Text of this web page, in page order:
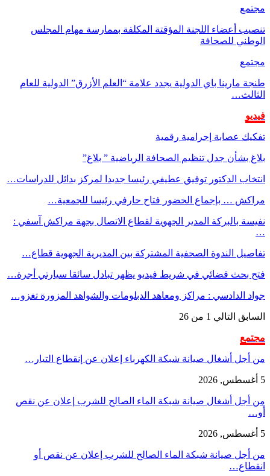
مجتمع
تنصيب أعضاء اللجنة المؤقتة المكلفة بممارسة مهام المجلس
الوطني للصحافة
مجتمع
طنجة مارينا باي الدولية يجدد علامة “العلم الأزرق” الدولية للعام
الثالث…
فيديو
تفكيك عصابة إجرامية رقمية
بلاغ بشأن جدل تنظيم الصحافة الرياضية ” بلاغ”
انتخاب الدكتور توفيق عطيفي رئيسا جديدا لمركز بدائل للدراسات…
مراكش … بإجماع الحضور فتاح حارفي رئيسا للجمعية…
نفيسة بالبركة المدير الجهوية لقطاع الاتصال بجهة مراكش آسفي :
…
تفاصيل الندوة الصحفية المشتركة بين المديرية الجهوية قطاع…
فتح بحث قضائي في شريط فيديو يظهر تبادل سائقا سيارتي أجرة…
جواد الدادسي : مراكز ومعاهد الدبلومات والشواهد المزورة تغزو…
السابق التالي 1 من 26
مجتمع
من أجل أشغال صيانة شبكة الكهرباء إعلان عن إنقطاع التيار…
5 أغسطس, 2026
من أجل أشغال صيانة شبكة الماء الصالح للشرب إعلان عن نقص
أو…
5 أغسطس, 2026
من أجل صيانة شبكة الماء الصالح للشرب إعلان عن نقص أو
انقطاع…